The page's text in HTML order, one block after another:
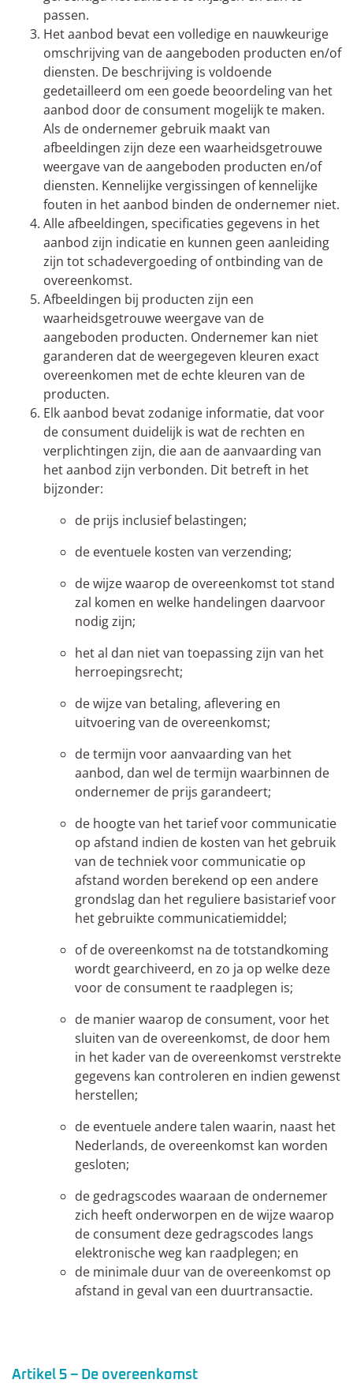
passen.
Het aanbod bevat een volledige en nauwkeurige
omschrijving van de aangeboden producten en/of
diensten. De beschrijving is voldoende
gedetailleerd om een goede beoordeling van het
aanbod door de consument mogelijk te maken.
Als de ondernemer gebruik maakt van
afbeeldingen zijn deze een waarheidsgetrouwe
weergave van de aangeboden producten en/of
diensten. Kennelijke vergissingen of kennelijke
fouten in het aanbod binden de ondernemer niet.
Alle afbeeldingen, specificaties gegevens in het
aanbod zijn indicatie en kunnen geen aanleiding
zijn tot schadevergoeding of ontbinding van de
overeenkomst.
Afbeeldingen bij producten zijn een
waarheidsgetrouwe weergave van de
aangeboden producten. Ondernemer kan niet
garanderen dat de weergegeven kleuren exact
overeenkomen met de echte kleuren van de
producten.
Elk aanbod bevat zodanige informatie, dat voor
de consument duidelijk is wat de rechten en
verplichtingen zijn, die aan de aanvaarding van
het aanbod zijn verbonden. Dit betreft in het
bijzonder:
de prijs inclusief belastingen;
de eventuele kosten van verzending;
de wijze waarop de overeenkomst tot stand
zal komen en welke handelingen daarvoor
nodig zijn;
het al dan niet van toepassing zijn van het
herroepingsrecht;
de wijze van betaling, aflevering en
uitvoering van de overeenkomst;
de termijn voor aanvaarding van het
aanbod, dan wel de termijn waarbinnen de
ondernemer de prijs garandeert;
de hoogte van het tarief voor communicatie
op afstand indien de kosten van het gebruik
van de techniek voor communicatie op
afstand worden berekend op een andere
grondslag dan het reguliere basistarief voor
het gebruikte communicatiemiddel;
of de overeenkomst na de totstandkoming
wordt gearchiveerd, en zo ja op welke deze
voor de consument te raadplegen is;
de manier waarop de consument, voor het
sluiten van de overeenkomst, de door hem
in het kader van de overeenkomst verstrekte
gegevens kan controleren en indien gewenst
herstellen;
de eventuele andere talen waarin, naast het
Nederlands, de overeenkomst kan worden
gesloten;
de gedragscodes waaraan de ondernemer
zich heeft onderworpen en de wijze waarop
de consument deze gedragscodes langs
elektronische weg kan raadplegen; en
de minimale duur van de overeenkomst op
afstand in geval van een duurtransactie.
Artikel 5 – De overeenkomst